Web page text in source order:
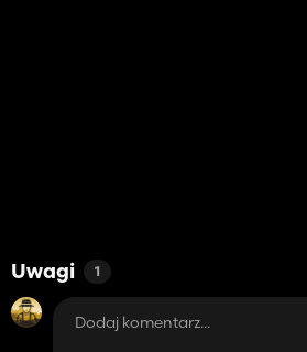
Uwagi 1